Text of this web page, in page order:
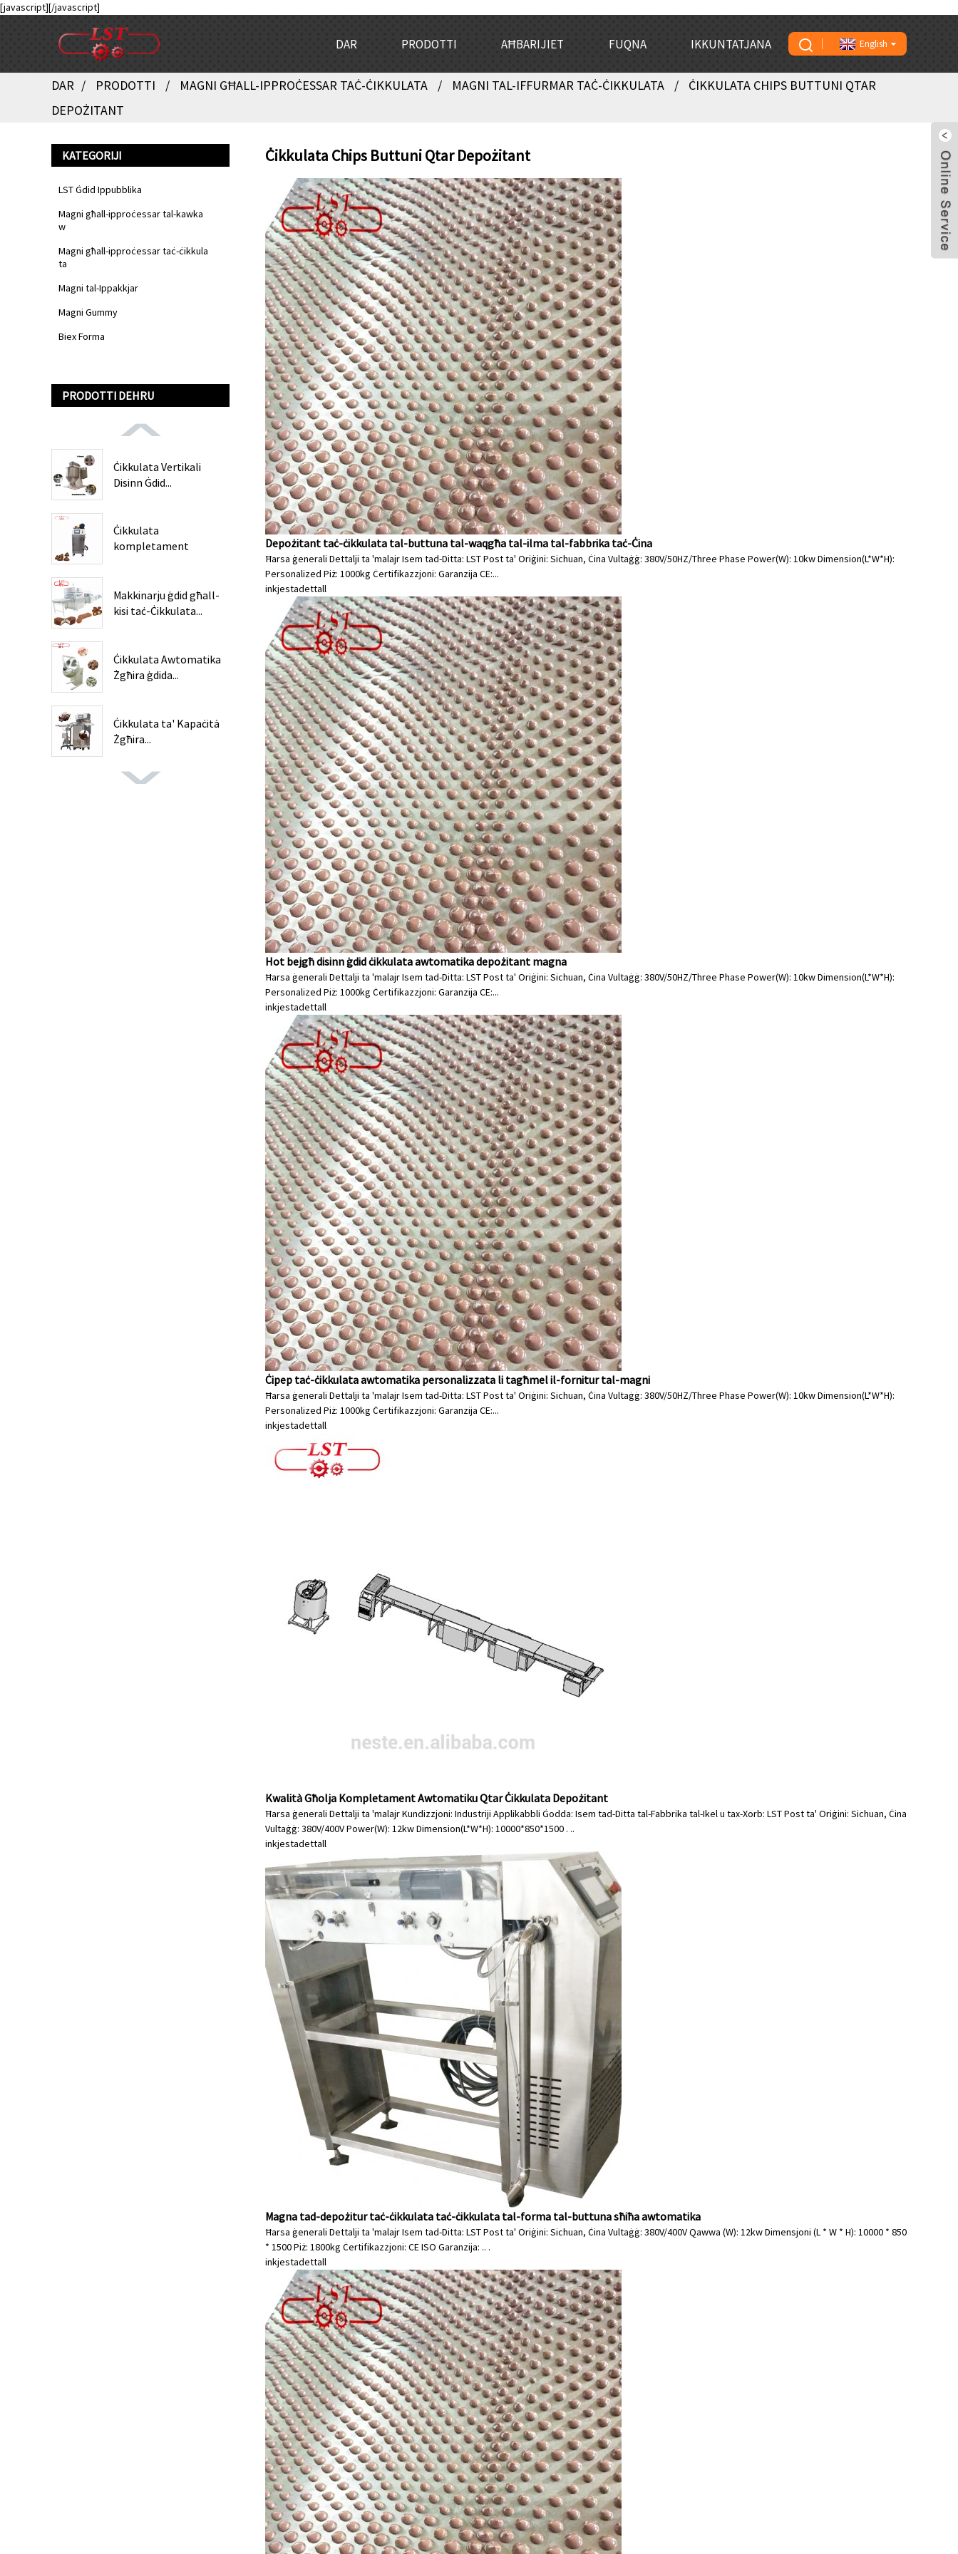
[javascript][/javascript]
DAR PRODOTTI AĦBARIJIET FUQNA IKKUNTATJANA English
DAR PRODOTTI MAGNI GĦALL-IPPROĊESSAR TAĊ-ĊIKKULATA MAGNI TAL-IFFURMAR TAĊ-ĊIKKULATA
ĊIKKULATA CHIPS BUTTUNI QTAR
DEPOŻITANT
KATEGORIJI
LST Ġdid Ippubblika
Magni għall-ipproċessar tal-kawka
w
Magni għall-ipproċessar taċ-ċikkula
ta
Magni tal-Ippakkjar
Magni Gummy
Biex Forma
PRODOTTI DEHRU
Ċikkulata Vertikali
Disinn Ġdid...
Ċikkulata
kompletament
Makkinarju ġdid għall-
kisi taċ-Ċikkulata...
Ċikkulata Awtomatika
Żgħira ġdida...
Ċikkulata ta' Kapaċità
Żgħira...
Ċikkulata Chips Buttuni Qtar Depożitant
Depożitant taċ-ċikkulata tal-buttuna tal-waqgħa tal-ilma tal-fabbrika taċ-Ċina
Ħarsa ġenerali Dettalji ta 'malajr Isem tad-Ditta: LST Post ta' Oriġini: Sichuan, Ċina Vultaġġ: 380V/50HZ/Three Phase Power(W): 10kw Dimension(L*W*H):
Personalized Piż: 1000kg Ċertifikazzjoni: Garanzija CE:...
inkjestadettall
Hot bejgħ disinn ġdid ċikkulata awtomatika depożitant magna
Ħarsa ġenerali Dettalji ta 'malajr Isem tad-Ditta: LST Post ta' Oriġini: Sichuan, Ċina Vultaġġ: 380V/50HZ/Three Phase Power(W): 10kw Dimension(L*W*H):
Personalized Piż: 1000kg Ċertifikazzjoni: Garanzija CE:...
inkjestadettall
Ċipep taċ-ċikkulata awtomatika personalizzata li tagħmel il-fornitur tal-magni
Ħarsa ġenerali Dettalji ta 'malajr Isem tad-Ditta: LST Post ta' Oriġini: Sichuan, Ċina Vultaġġ: 380V/50HZ/Three Phase Power(W): 10kw Dimension(L*W*H):
Personalized Piż: 1000kg Ċertifikazzjoni: Garanzija CE:...
inkjestadettall
Kwalità Għolja Kompletament Awtomatiku Qtar Ċikkulata Depożitant
Ħarsa ġenerali Dettalji ta 'malajr Kundizzjoni: Industriji Applikabbli Ġodda: Isem tad-Ditta tal-Fabbrika tal-Ikel u tax-Xorb: LST Post ta' Oriġini: Sichuan, Ċina
Vultaġġ: 380V/400V Power(W): 12kw Dimension(L*W*H): 10000*850*1500 . ..
inkjestadettall
Magna tad-depożitur taċ-ċikkulata taċ-ċikkulata tal-forma tal-buttuna sħiħa awtomatika
Ħarsa ġenerali Dettalji ta 'malajr Isem tad-Ditta: LST Post ta' Oriġini: Sichuan, Ċina Vultaġġ: 380V/400V Qawwa (W): 12kw Dimensjoni (L * W * H): 10000 * 850
* 1500 Piż: 1800kg Ċertifikazzjoni: CE ISO Garanzija: .. .
inkjestadettall